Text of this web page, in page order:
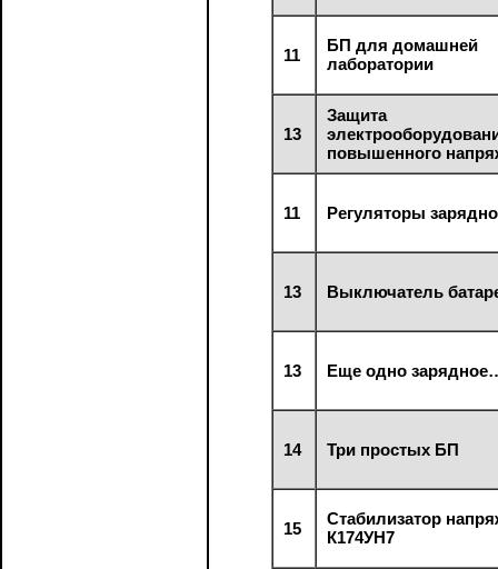
11
БП для домашней
лаборатории
13
Защита
повышенного
11 Регуляторы
13 Выключатель
13 Еще одно
14 Три простых БП
15
Стабилизатор
К174УН7